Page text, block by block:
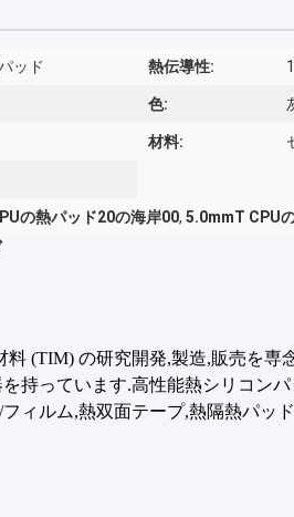
ッド 熱伝導性:
色:
材料:
の熱パッド20の海岸00, 5.0mmT CPU
(TIM) の研究開発,製造,販売を
持っています.高性能熱シリコン
ィルム,熱双面テープ,熱隔熱パッ